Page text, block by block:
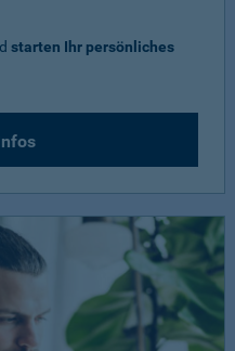
starten Ihr persönliches